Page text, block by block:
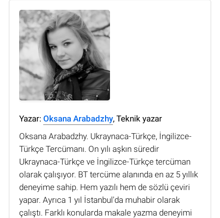
Yazar: Oksana Arabadzhy, Teknik yazar
Oksana Arabadzhy. Ukraynaca-Türkçe, İngilizce-
Türkçe Tercümanı. On yılı aşkın süredir
Ukraynaca-Türkçe ve İngilizce-Türkçe tercüman
olarak çalışıyor. BT tercüme alanında en az 5 yıllık
deneyime sahip. Hem yazılı hem de sözlü çeviri
yapar. Ayrıca 1 yıl İstanbul'da muhabir olarak
çalıştı. Farklı konularda makale yazma deneyimi